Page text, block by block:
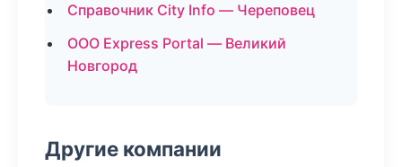
Справочник City Info — Череповец
ООО Express Portal — Великий
Новгород
Другие компании